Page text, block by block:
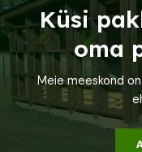
Küsi
oma
Meie meeskond